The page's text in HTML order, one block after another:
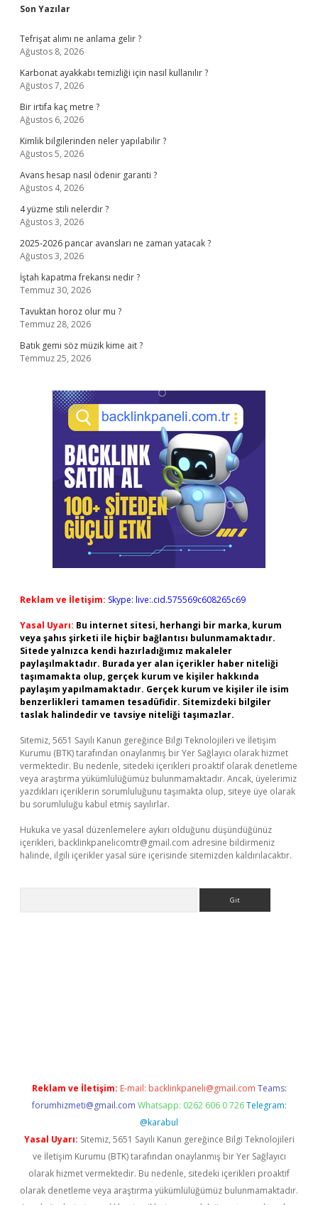
Sidebar
Son Yazılar
Tefrişat alımı ne anlama gelir ?
Ağustos 8, 2026
Karbonat ayakkabı temizliği için nasıl kullanılır ?
Ağustos 7, 2026
Bir irtifa kaç metre ?
Ağustos 6, 2026
Kimlik bilgilerinden neler yapılabilir ?
Ağustos 5, 2026
Avans hesap nasıl ödenir garanti ?
Ağustos 4, 2026
4 yüzme stili nelerdir ?
Ağustos 3, 2026
2025-2026 pancar avansları ne zaman yatacak ?
Ağustos 3, 2026
İştah kapatma frekansı nedir ?
Temmuz 30, 2026
Tavuktan horoz olur mu ?
Temmuz 28, 2026
Batık gemi söz müzik kime ait ?
Temmuz 25, 2026
Reklam ve İletişim: Skype: live:.cid.575569c608265c69
Yasal Uyarı: Bu internet sitesi, herhangi bir marka, kurum
veya şahıs şirketi ile hiçbir bağlantısı bulunmamaktadır.
Sitede yalnızca kendi hazırladığımız makaleler
paylaşılmaktadır. Burada yer alan içerikler haber niteliği
taşımamakta olup, gerçek kurum ve kişiler hakkında
paylaşım yapılmamaktadır. Gerçek kurum ve kişiler ile isim
benzerlikleri tamamen tesadüfidir. Sitemizdeki bilgiler
taslak halindedir ve tavsiye niteliği taşımazlar.
Sitemiz, 5651 Sayılı Kanun gereğince Bilgi Teknolojileri ve İletişim
Kurumu (BTK) tarafından onaylanmış bir Yer Sağlayıcı olarak hizmet
vermektedir. Bu nedenle, sitedeki içerikleri proaktif olarak denetleme
veya araştırma yükümlülüğümüz bulunmamaktadır. Ancak, üyelerimiz
yazdıkları içeriklerin sorumluluğunu taşımakta olup, siteye üye olarak
bu sorumluluğu kabul etmiş sayılırlar.
Hukuka ve yasal düzenlemelere aykırı olduğunu düşündüğünüz
içerikleri, backlinkpanelicomtr@gmail.com adresine bildirmeniz
halinde, ilgili içerikler yasal süre içerisinde sitemizden kaldırılacaktır.
Reklam ve İletişim: E-mail: backlinkpaneli@gmail.com Teams:
forumhizmeti@gmail.com Whatsapp: 0262 606 0 726 Telegram:
@karabul
Yasal Uyarı: Sitemiz, 5651 Sayılı Kanun gereğince Bilgi Teknolojileri
ve İletişim Kurumu (BTK) tarafından onaylanmış bir Yer Sağlayıcı
olarak hizmet vermektedir. Bu nedenle, sitedeki içerikleri proaktif
olarak denetleme veya araştırma yükümlülüğümüz bulunmamaktadır.